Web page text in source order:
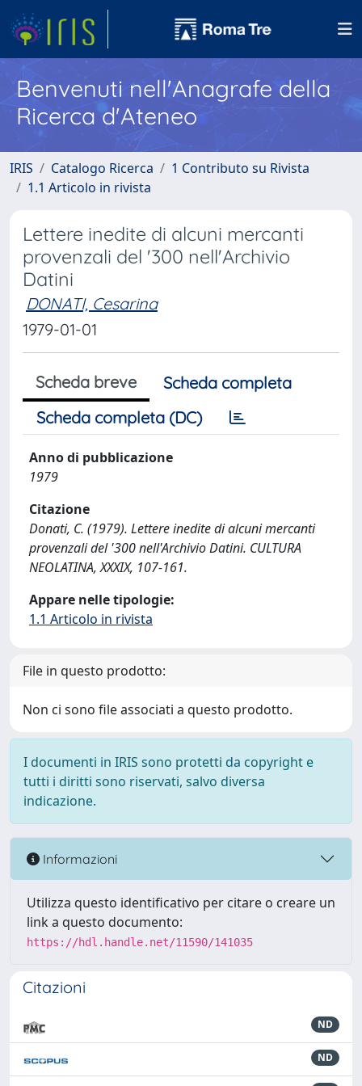
Benvenuti nell'Anagrafe della
Ricerca d'Ateneo
IRIS Catalogo Ricerca
1 Contributo su Rivista
1.1 Articolo in rivista
Lettere inedite di alcuni mercanti
provenzali del '300 nell'Archivio
Datini
DONATI, Cesarina
1979-01-01
Scheda breve
Scheda completa
Scheda completa (DC)
Anno di pubblicazione
1979
Citazione
Donati, C. (1979). Lettere inedite di alcuni mercanti
provenzali del '300 nell'Archivio Datini. CULTURA
NEOLATINA, XXXIX, 107-161.
Appare nelle tipologie:
1.1 Articolo in rivista
File in questo prodotto:
Non ci sono file associati a questo prodotto.
I documenti in IRIS sono protetti da copyright e
tutti i diritti sono riservati, salvo diversa
indicazione.
Informazioni
Utilizza questo identificativo per citare o creare un
link a questo documento:
https://hdl.handle.net/11590/141035
Citazioni
ND
ND